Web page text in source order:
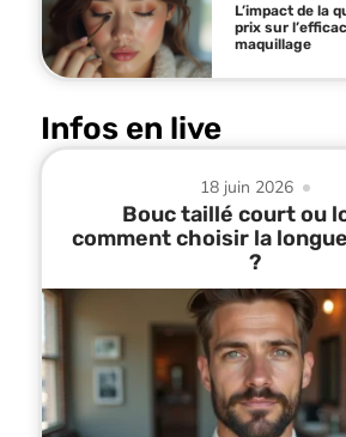
L’impact de la
prix sur
maquillage
Infos en live
18 juin 2026
Bouc taillé court ou
comment choisir la
?